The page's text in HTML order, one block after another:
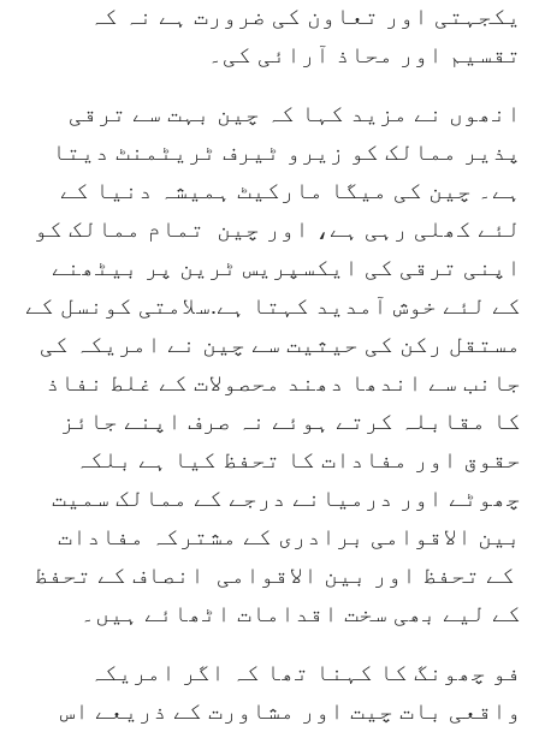
یکجہتی اور تعاون کی ضرورت ہے نہ کہ
تقسیم اور محاذ آرائی کی۔
انھوں نے مزید کہا کہ چین بہت سے ترقی
پذیر ممالک کو زیرو ٹیرف ٹریٹمنٹ دیتا
ہے۔ چین کی میگا مارکیٹ ہمیشہ دنیا کے
لئے کھلی رہی ہے، اور چین تمام ممالک کو
اپنی ترقی کی ایکسپریس ٹرین پر بیٹھنے
کے لئے خوش آمدید کہتا ہے.سلامتی کونسل کے
مستقل رکن کی حیثیت سے چین نے امریکہ کی
جانب سے اندھا دھند محصولات کے غلط نفاذ
کا مقابلہ کرتے ہوئے نہ صرف اپنے جائز
حقوق اور مفادات کا تحفظ کیا ہے بلکہ
چھوٹے اور درمیانے درجے کے ممالک سمیت
بین الاقوامی برادری کے مشترکہ مفادات
کے تحفظ اور بین الاقوامی انصاف کے تحفظ
کے لیے بھی سخت اقدامات اٹھائے ہیں۔
فو چھونگ کا کہنا تھا کہ اگر امریکہ
واقعی بات چیت اور مشاورت کے ذریعے اس